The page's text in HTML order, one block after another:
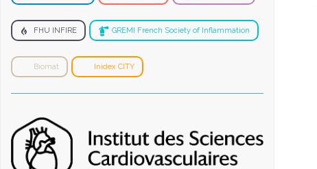
FHU INFIRE GREMI French Society of Inflammation
Biomat Inidex CITY